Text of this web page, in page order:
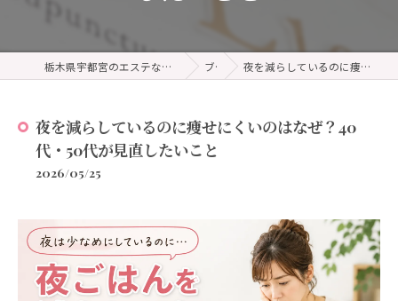
栃木県宇都宮のエステなら耳ツボダイエット&リンパケア 絆愛・リアン ブログ 夜を減らしているのに痩せにくいのはなぜ？40代・50代が見直したいこと
夜を減らしているのに痩せにくいのはなぜ？40
代・50代が見直したいこと
2026/05/25